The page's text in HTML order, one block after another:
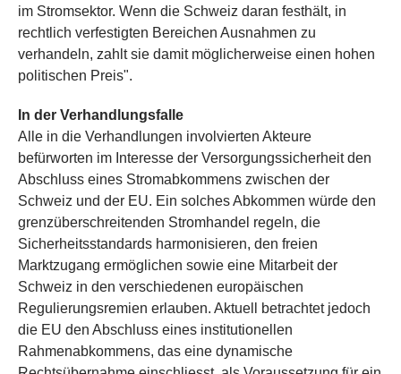
im Stromsektor. Wenn die Schweiz daran festhält, in
rechtlich verfestigten Bereichen Ausnahmen zu
verhandeln, zahlt sie damit möglicherweise einen hohen
politischen Preis".
In der Verhandlungsfalle
Alle in die Verhandlungen involvierten Akteure
befürworten im Interesse der Versorgungssicherheit den
Abschluss eines Stromabkommens zwischen der
Schweiz und der EU. Ein solches Abkommen würde den
grenzüberschreitenden Stromhandel regeln, die
Sicherheitsstandards harmonisieren, den freien
Marktzugang ermöglichen sowie eine Mitarbeit der
Schweiz in den verschiedenen europäischen
Regulierungsremien erlauben. Aktuell betrachtet jedoch
die EU den Abschluss eines institutionellen
Rahmenabkommens, das eine dynamische